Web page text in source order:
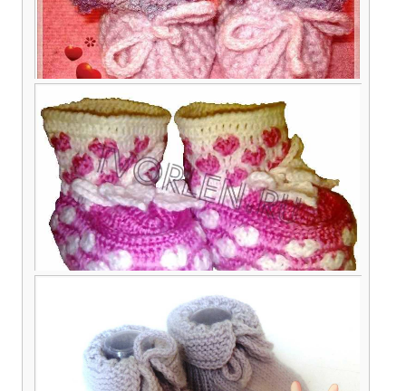
Детский плед «снежинка»
Как вязать крючком детские пинетки
рельефными столбиками — схема и описание
Вяжем красивые пинетки с сердечками для
девочки крючком – схемы и описание